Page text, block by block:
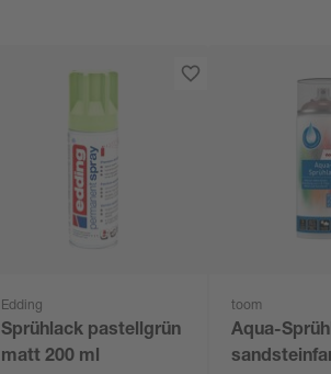
Edding
Sprühlack pastellgrün
matt 200 ml
toom
Aqua-